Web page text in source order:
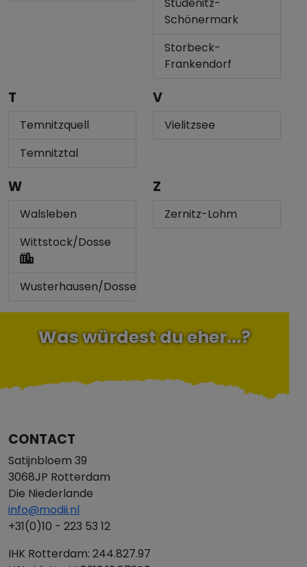
Schönermark
Storbeck-
Frankendorf
T
Temnitzquell
Temnitztal
V
Vielitzsee
W
Walsleben
Wittstock/Dosse
Wusterhausen/Dosse
Z
Zernitz-Lohm
Was würdest du eher...?
CONTACT
Satijnbloem 39
3068JP Rotterdam
Die Niederlande
info@modii.nl
+31(0)10 - 223 53 12
IHK Rotterdam: 244.827.97